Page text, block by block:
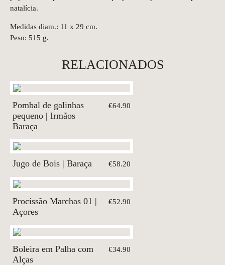
natalícia.
Medidas diam.: 11 x 29 cm.
Peso: 515 g.
RELACIONADOS
Pombal de galinhas
pequeno | Irmãos
Baraça
€64.90
Jugo de Bois | Baraça €58.20
Procissão Marchas 01 |
Açores
€52.90
Boleira em Palha com
Alças
€34.90